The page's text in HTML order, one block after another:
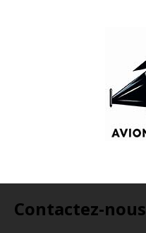
Contactez-nous